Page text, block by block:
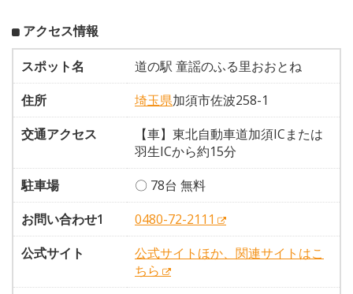
アクセス情報
スポット名
道の駅 童謡のふる里おおとね
住所
埼玉県加須市佐波258-1
交通アクセス
【車】東北自動車道加須ICまたは
羽生ICから約15分
駐車場
〇 78台 無料
お問い合わせ1
0480-72-2111
公式サイト
公式サイトほか、関連サイトはこ
ちら